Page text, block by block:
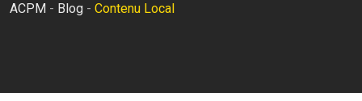
ACPM - Blog - Contenu Local